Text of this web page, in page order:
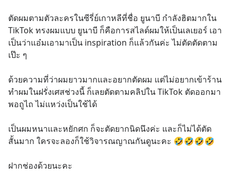
ตัดผมตามตัวละครในซีรี่ย์เกาหลีที่ชื่อ ยูนาบี กำลังฮิตมากใน
TikTok ทรงผมแบบ ยูนาบี ก็คือการสไลด์ผมให้เป็นเลเยอร์ เอา
เป็นว่าแอ๋มเอามาเป็น inspiration ก็แล้วกันค่ะ ไม่ตัดตัดตาม
เป๊ะ ๆ
ด้วยความที่ว่าผมยาวมากและอยากตัดผม แต่ไม่อยากเข้าร้าน
ทำผมในฝรั่งเศสช่วงนี้ ก็เลยตัดตามคลิปใน TikTok ตัดออกมา
พอถูไถ ไม่แหว่งเป็นใช้ได้
เป็นผมหนาและหยักศก ก็จะตัดยากนิดนึงค่ะ และก็ไม่ได้ตัด
สั้นมาก ใครจะลองก็ใช้วิจารณญาณกันดูนะคะ 🤣🤣🤣🤣
ฝากช่องด้วยนะคะ